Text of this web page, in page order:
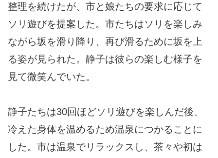
整理を続けたが、市と娘たちの要求に応じて
ソリ遊びを提案した。市たちはソリを楽しみ
ながら坂を滑り降り、再び滑るために坂を上
る姿が見られた。静子は彼らの楽しむ様子を
見て微笑んでいた。
静子たちは30回ほどソリ遊びを楽しんだ後、
冷えた身体を温めるため温泉につかることに
した。市は温泉でリラックスし、茶々や初は